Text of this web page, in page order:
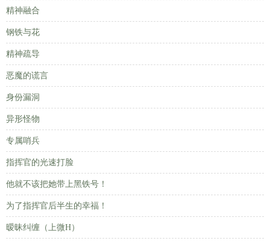
精神融合
钢铁与花
精神疏导
恶魔的谎言
身份漏洞
异形怪物
专属哨兵
指挥官的光速打脸
他就不该把她带上黑铁号！
为了指挥官后半生的幸福！
暧昧纠缠（上微H）